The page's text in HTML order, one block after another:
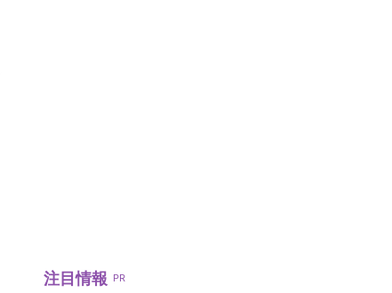
注目情報 PR